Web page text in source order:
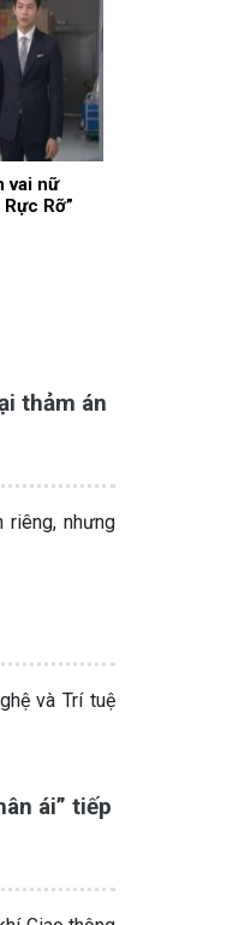
vai nữ
Rỡ”
thảm án
nhưng
và Trí tuệ
ái” tiếp